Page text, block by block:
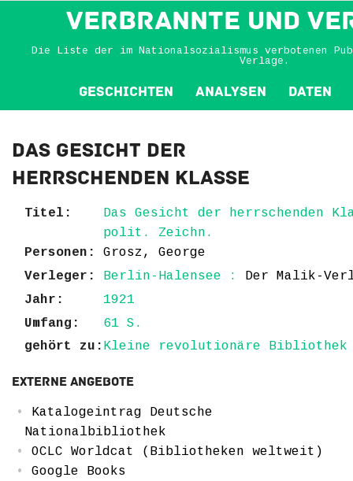
VERBRANNTE und
Die Liste der im Nationalsozialismus verbotenen
Verlage.
Geschichten Analysen Daten
Das Gesicht der
herrschenden Klasse
Titel:
Das Gesicht der herrschenden
polit. Zeichn.
Personen:
Grosz, George
Verleger:
Berlin-Halensee : Der Malik-
Jahr:
1921
Umfang:
61 S.
gehört zu: Kleine revolutionäre
Externe Angebote
Katalogeintrag Deutsche
Nationalbibliothek
OCLC Worldcat (Bibliotheken weltweit)
Google Books